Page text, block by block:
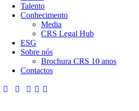
Talento
Conhecimento
Media
CRS Legal Hub
ESG
Sobre nós
Brochura CRS 10 anos
Contactos